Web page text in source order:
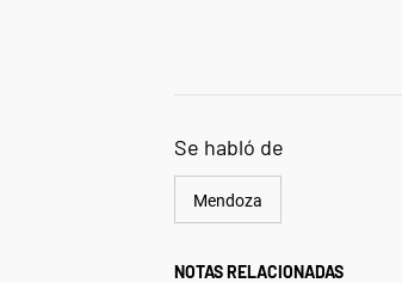
Se habló de
Mendoza
NOTAS RELACIONADAS